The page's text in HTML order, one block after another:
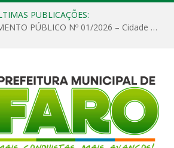
PUBLICAÇÕES:
EDITAL DE CHAMAMENTO PÚBLICO Nº 01/2026 – Cidade de Faro